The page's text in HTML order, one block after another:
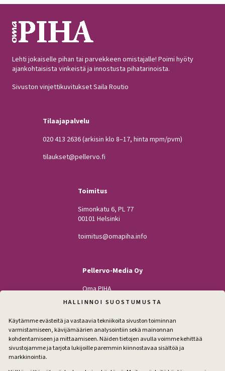
HALLINNOI SUOSTUMUSTA
Käytämme evästeitä ja vastaavia tekniikoita sivuston toiminnan
varmistamiseen, kävijämäärien analysointiin sekä mainonnan
kohdentamiseen ja mittaamiseen. Näiden tietojen avulla voimme kehittää
sivustojamme ja tarjota lukijoille paremmin kiinnostavaa sisältöä ja
markkinointia.
Lehti jokaiselle pihan tai parvekkeen omistajalle! Poimi hyöty
ajankohtaisista vinkeistä ja innostusta pihatarinoista.
Sivuston vinjettikuvitukset Saila Routio
Tilaajapalvelu
020 413 2636(arkisin klo 8–17, hinta mpm/pvm)
tilaukset@pellervo.fi
Toimitus
Simonkatu 6, PL 77
00101 Helsinki
toimitus@omapiha.info
Pellervo-Media Oy
Oma PIHA
Kodin Pellervo
Maatilan Pellervo